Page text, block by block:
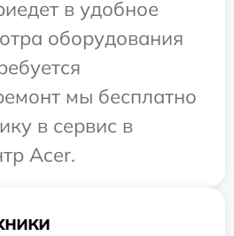
в удобное
оборудования
мы бесплатно
в сервис в
Acer.